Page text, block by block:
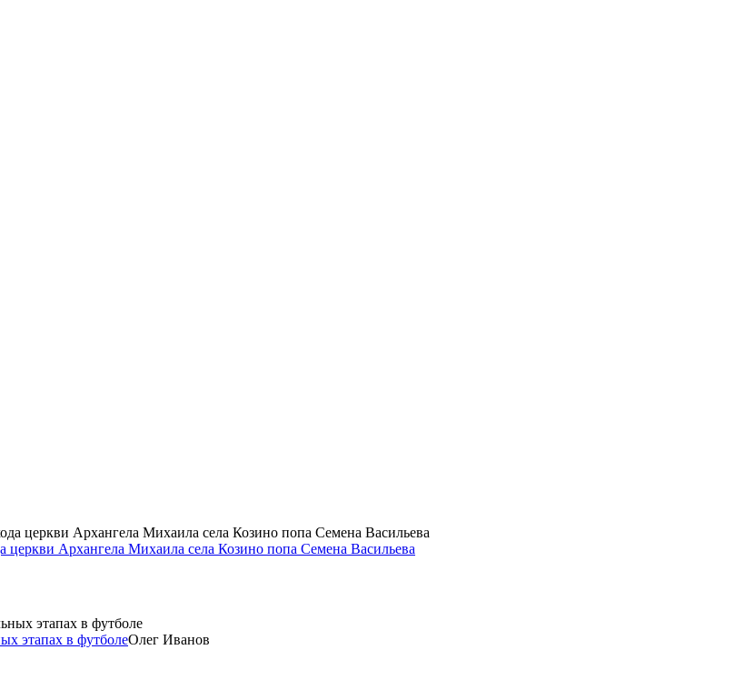
церкви Архангела Михаила села Козино попа Семена Васильева
этапах в футболеОлег Иванов